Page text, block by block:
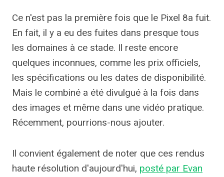
Ce n'est pas la première fois que le Pixel 8a fuit.
En fait, il y a eu des fuites dans presque tous
les domaines à ce stade. Il reste encore
quelques inconnues, comme les prix officiels,
les spécifications ou les dates de disponibilité.
Mais le combiné a été divulgué à la fois dans
des images et même dans une vidéo pratique.
Récemment, pourrions-nous ajouter.
Il convient également de noter que ces rendus
haute résolution d'aujourd'hui, posté par Evan